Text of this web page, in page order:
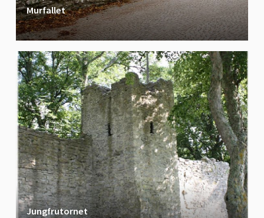
Murfallet
Jungfrutornet